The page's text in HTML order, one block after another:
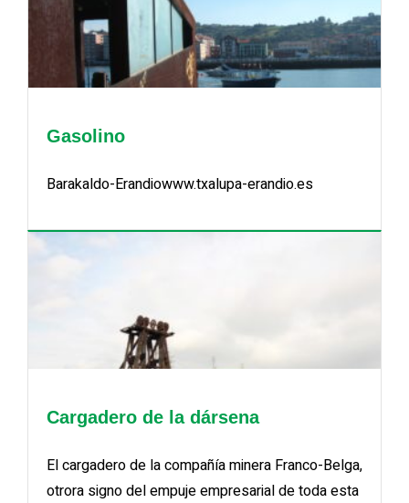
Gasolino
Barakaldo-Erandiowww.txalupa-erandio.es
Cargadero de la dársena
El cargadero de la compañía minera Franco-Belga,
otrora signo del empuje empresarial de toda esta